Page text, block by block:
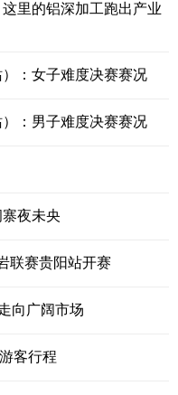
里的铝深加工跑出产业
：女子难度决赛赛况
：男子难度决赛赛况
夜未央
联赛贵阳站开赛
向广阔市场
客行程